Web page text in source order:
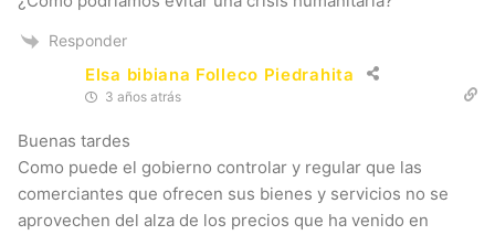
Responder
Elsa bibiana Folleco Piedrahita
3 años atrás
Buenas tardes
Como puede el gobierno controlar y regular que las
comerciantes que ofrecen sus bienes y servicios no se
aprovechen del alza de los precios que ha venido en